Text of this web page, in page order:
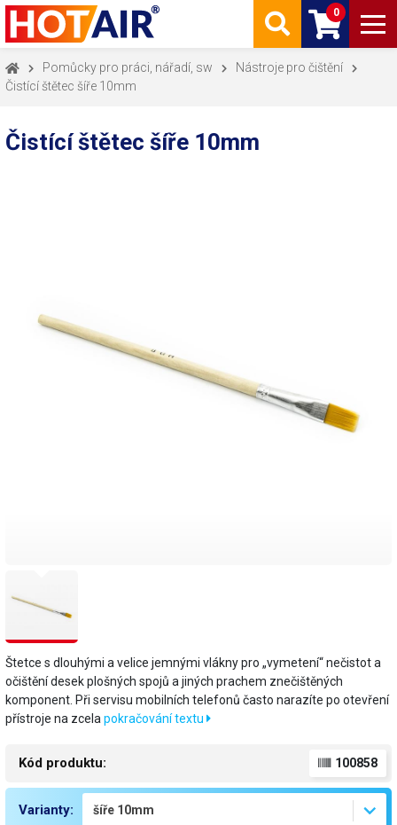
0
Pomůcky pro práci, nářadí, sw
Nástroje pro čištění
Čistící štětec šíře 10mm
Čistící štětec šíře 10mm
Štetce s dlouhými a velice jemnými vlákny pro „vymetení“ nečistot a
očištění desek plošných spojů a jiných prachem znečištěných
komponent. Při servisu mobilních telefonů často narazíte po otevření
přístroje na zcelapokračování textu
Kód produktu: 100858
Varianty: